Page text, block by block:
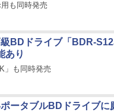
も同時発売
BDドライブ「BDR-
あり
」も同時発売
ータブルBDドライブに